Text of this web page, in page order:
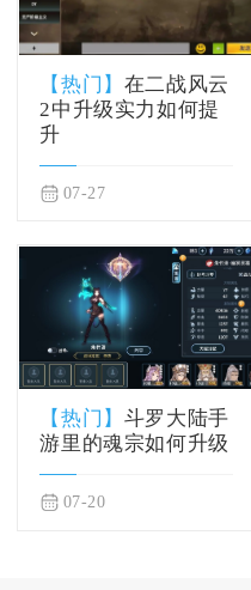
【热门】 在二战风云
2中升级实力如何提
升
07-27
【热门】 斗罗大陆手
游里的魂宗如何升级
07-20